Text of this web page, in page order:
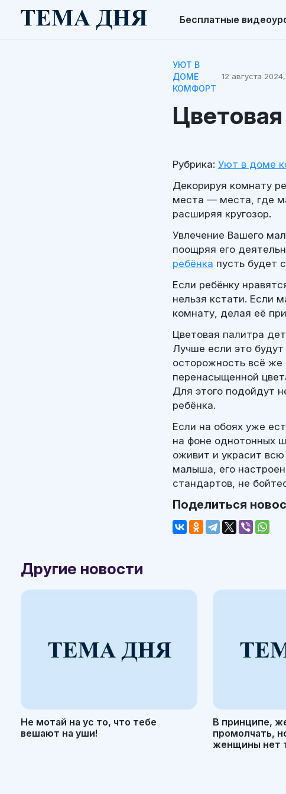
Бесплатные
УЮТ В
ДОМЕ
КОМФОРТ
12 августа 2024,
Рубрика: Уют в доме
Декорируя комнату
места — места, где
расширяя кругозор.
Увлечение Вашего
поощряя его
ребёнка пусть будет
Если ребёнку
нельзя кстати. Если
комнату, делая её
Цветовая палитра
Лучше если это
осторожность всё же
перенасыщенной
Для этого подойдут
ребёнка.
Если на обоях уже
на фоне однотонных
оживит и украсит
малыша, его
стандартов, не
Поделиться
Другие новости
Не мотай на ус то, что тебе
вешают на уши!
В принципе,
промолчать,
женщины нет